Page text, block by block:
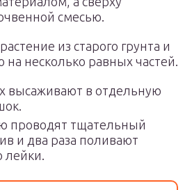
смесью.
из старого грунта и
на несколько равных частей.
высаживают в отдельную
проводят тщательный
и два раза поливают
лейки.